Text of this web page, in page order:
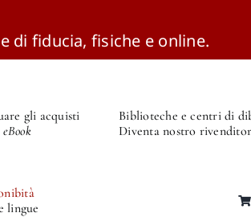
di fiducia, fisiche e online.
gli acquisti
Biblioteche e centri di
Diventa nostro
lingue